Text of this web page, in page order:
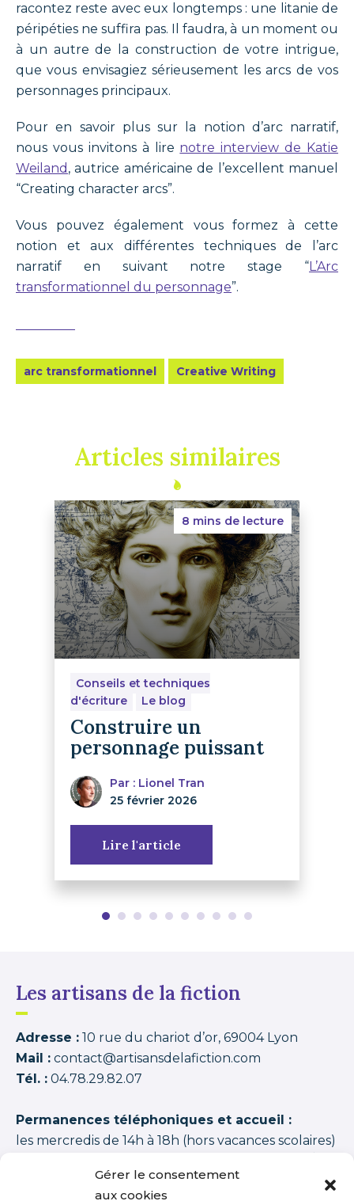
Gérer le consentement
aux cookies
racontez reste avec eux longtemps : une litanie de
péripéties ne suffira pas. Il faudra, à un moment ou
à un autre de la construction de votre intrigue,
que vous envisagiez sérieusement les arcs de vos
personnages principaux.
Pour en savoir plus sur la notion d’arc narratif,
nous vous invitons à lire notre interview de Katie
Weiland , autrice américaine de l’excellent manuel
“Creating character arcs”.
Vous pouvez également vous formez à cette
notion et aux différentes techniques de l’arc
narratif en suivant notre stage “L’Arc
transformationnel du personnage”.
arc transformationnel Creative Writing
Articles similaires
8 mins de lecture
Conseils et techniques
d'écriture
Le blog
Construire un
personnage puissant
Par : Lionel Tran
25 février 2026
Lire l'article
Les artisans de la fiction
Adresse : 10 rue du chariot d’or, 69004 Lyon
Mail : contact@artisansdelafiction.com
Tél. : 04.78.29.82.07
Permanences téléphoniques et accueil :
les mercredis de 14h à 18h (hors vacances scolaires)
1350 APPRENANTS DISTINCTS 2015–2026 (cycles + stages
+ journées thématiques + journées initiation) .